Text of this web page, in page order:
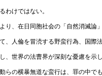
わけではない。
、在日同胞社会の「自然消滅論
人倫を冒涜する野蛮行為、国際
、世界の法曹界が深刻な憂慮を示
の横暴無道な蛮行は、罪の中で